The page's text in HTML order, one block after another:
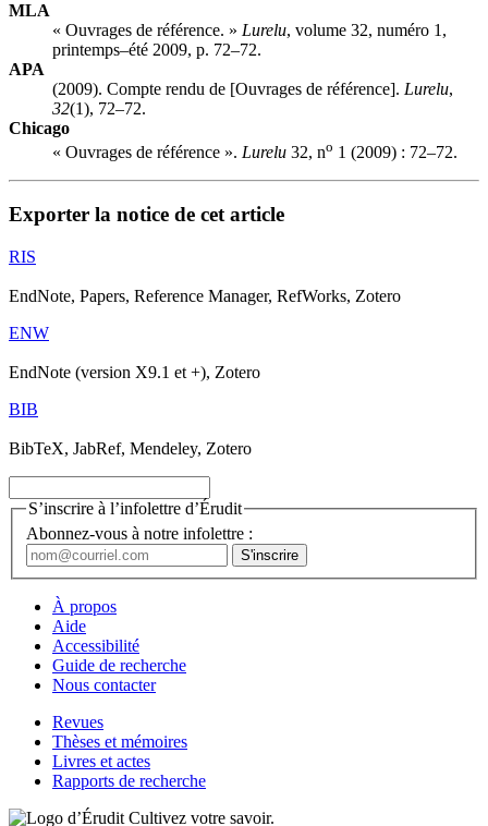
MLA
« Ouvrages de référence. » Lurelu, volume 32, numéro 1,
printemps–été 2009, p. 72–72.
APA
(2009). Compte rendu de [Ouvrages de référence]. Lurelu,
32(1), 72–72.
Chicago
« Ouvrages de référence ». Lurelu 32, no 1 (2009) : 72–72.
Exporter la notice de cet article
RIS
EndNote, Papers, Reference Manager, RefWorks, Zotero
ENW
EndNote (version X9.1 et +), Zotero
BIB
BibTeX, JabRef, Mendeley, Zotero
S’inscrire à l’infolettre d’Érudit
Abonnez-vous à notre infolettre :
À propos
Aide
Accessibilité
Guide de recherche
Nous contacter
Revues
Thèses et mémoires
Livres et actes
Rapports de recherche
Cultivez votre savoir.